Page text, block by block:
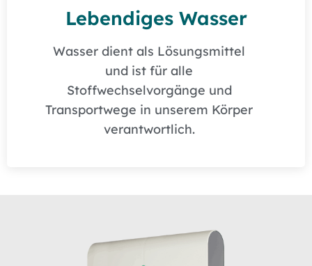
Lebendiges Wasser
Wasser dient als Lösungsmittel
und ist für alle
Stoffwechselvorgänge und
Transportwege in unserem Körper
verantwortlich.